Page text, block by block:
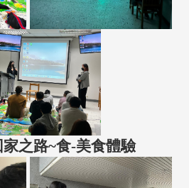
之路~食-美食體驗